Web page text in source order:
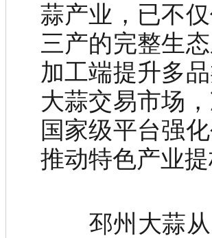
蒜产业，已不
三产的完整生
加工端提升多
大蒜交易市场
国家级平台强
推动特色产业
邳州大蒜从